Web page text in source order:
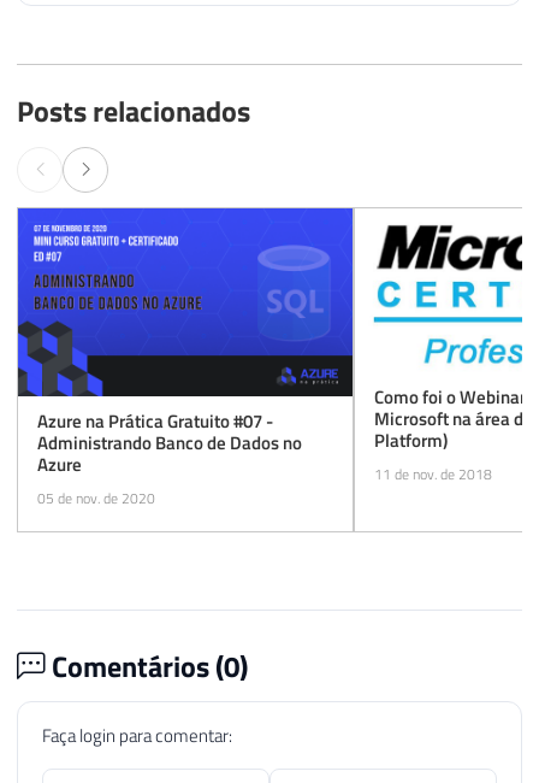
Posts relacionados
Azure na Prática Gratuito #07 -
Administrando Banco de Dados no
Azure
05 de nov. de 2020
Como foi o Webinar
Microsoft na área de
Platform)
11 de nov. de 2018
Comentários (0)
Faça login para comentar: